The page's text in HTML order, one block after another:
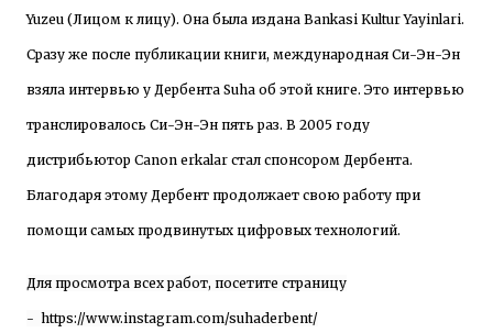
Yuzeu (Лицом к лицу). Она была издана Bankasi Kultur Yayinlari.
Сразу же после публикации книги, международная Си-Эн-Эн
взяла интервью у Дербента Suha об этой книге. Это интервью
транслировалось Си-Эн-Эн пять раз. В 2005 году
дистрибьютор Сanon erkalar стал спонсором Дербента.
Благодаря этому Дербент продолжает свою работу при
помощи самых продвинутых цифровых технологий.
Для просмотра всех работ, посетите страницу
- https://www.instagram.com/suhaderbent/